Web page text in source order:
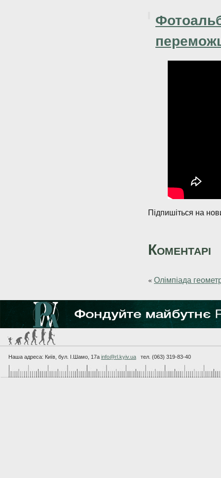
Підпишіться на
Коментарі
«Олімпіада
Наша адреса: Київ, бул. I.Шамо, 17а info@rl.kyiv.ua тел. (063) 319-83-40